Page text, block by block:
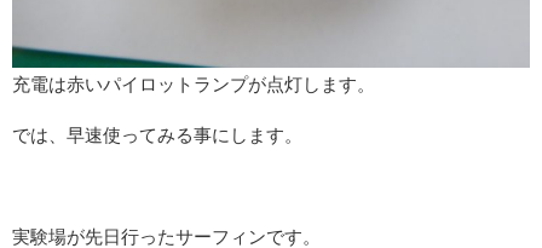
充電は赤いパイロットランプが点灯します。
では、早速使ってみる事にします。
実験場が先日行ったサーフィンです。